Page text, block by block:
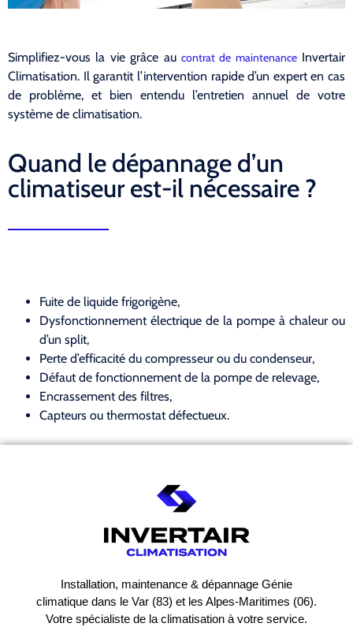
Simplifiez-vous la vie grâce au contrat de maintenanceInvertair
Climatisation. Il garantit l’intervention rapide d’un expert en cas
de problème, et bien entendu l’entretien annuel de votre
système de climatisation.
Quand le dépannage d’un
climatiseur est-il nécessaire ?
Fuite de liquide frigorigène,
Dysfonctionnement électrique de la pompe à chaleur ou
d’un split,
Perte d’efficacité du compresseur ou du condenseur,
Défaut de fonctionnement de la pompe de relevage,
Encrassement des filtres,
Capteurs ou thermostat défectueux.
Installation, maintenance & dépannage Génie
climatique dans le Var (83) et les Alpes-Maritimes (06).
Votre spécialiste de la climatisation à votre service.